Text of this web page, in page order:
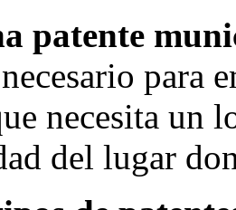
patente
para
necesita un
del lugar